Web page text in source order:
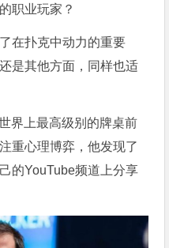
职业玩家？
在扑克中动力的重要
是其他方面，同样也适
界上最高级别的牌桌前
重心理博弈，他发现了
的YouTube频道上分享